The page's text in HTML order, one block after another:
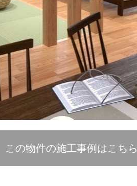
この物件の施工事例はこちら